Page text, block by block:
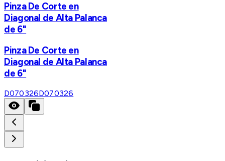
Pinza De Corte en
Diagonal de Alta Palanca
de 6"
Pinza De Corte en
Diagonal de Alta Palanca
de 6"
D070326D070326